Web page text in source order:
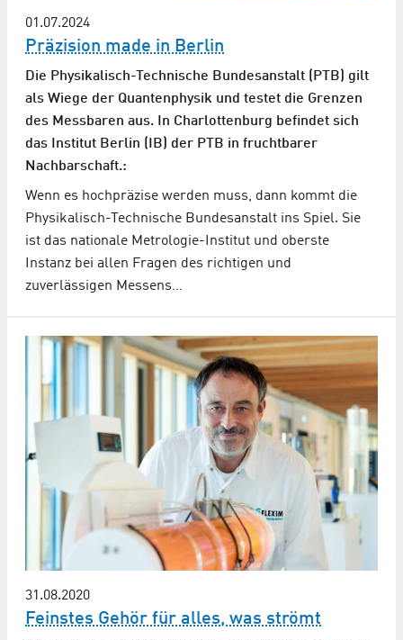
01.07.2024
Präzision made in Berlin
Die Physikalisch-Technische Bundesanstalt (PTB) gilt
als Wiege der Quantenphysik und testet die Grenzen
des Messbaren aus. In Charlottenburg befindet sich
das Institut Berlin (IB) der PTB in fruchtbarer
Nachbarschaft.:
Wenn es hochpräzise werden muss, dann kommt die
Physikalisch-Technische Bundesanstalt ins Spiel. Sie
ist das nationale Metrologie-Institut und oberste
Instanz bei allen Fragen des richtigen und
zuverlässigen Messens…
31.08.2020
Feinstes Gehör für alles, was strömt